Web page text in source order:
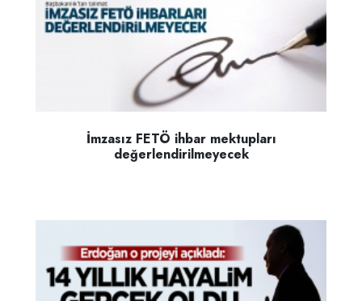
İmzasız FETÖ ihbar mektupları
değerlendirilmeyecek